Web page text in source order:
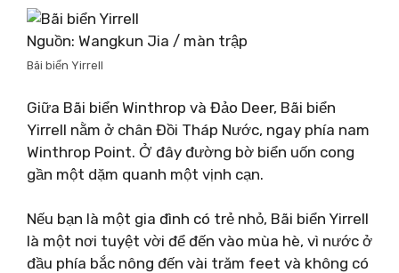
Nguồn: Wangkun Jia / màn trập
Bãi biển Yirrell
Giữa Bãi biển Winthrop và Đảo Deer, Bãi biển
Yirrell nằm ở chân Đồi Tháp Nước, ngay phía nam
Winthrop Point. Ở đây đường bờ biển uốn cong
gần một dặm quanh một vịnh cạn.
Nếu bạn là một gia đình có trẻ nhỏ, Bãi biển Yirrell
là một nơi tuyệt vời để đến vào mùa hè, vì nước ở
đầu phía bắc nông đến vài trăm feet và không có